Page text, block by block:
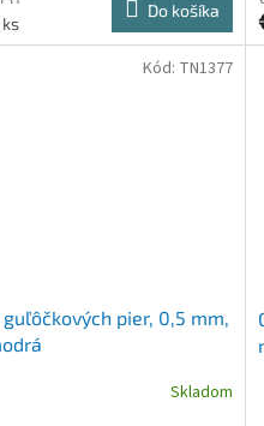
Do košíka
pier, 0,5 mm,
Skladom
Kód: TN1377